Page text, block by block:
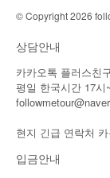
© Copyright 2026
상담안내
카카오톡 플러스친
평일 한국시간 17시
현지 긴급 연락처
입금안내